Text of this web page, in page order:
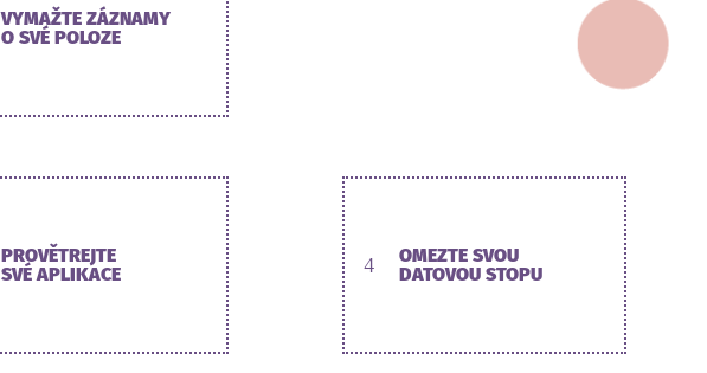
VYMAŽTE ZÁZNAMY
O SVÉ POLOZE
PROVĚTREJTE
SVÉ APLIKACE
4
OMEZTE SVOU
DATOVOU STOPU